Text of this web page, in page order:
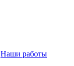
Наши работы